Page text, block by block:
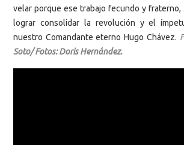
velar porque ese trabajo fecundo y fraterno,
lograr consolidar la revolución y el
nuestro Comandante eterno Hugo Chávez.
Soto/ Fotos: Doris Hernández.